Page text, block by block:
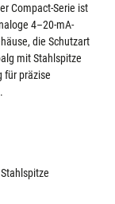
Compact-Serie ist
4–20-mA-
die Schutzart
mit Stahlspitze
für präzise